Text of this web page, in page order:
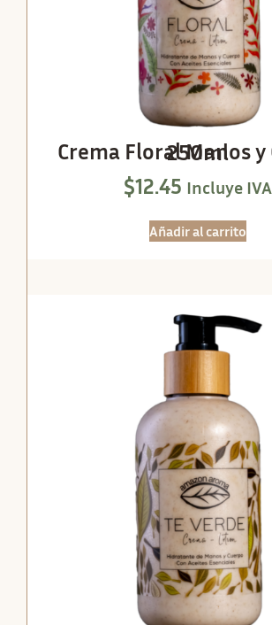
Crema Floral Manos y Cuerpo 250ml
$12.45 Incluye IVA
Añadir al carrito